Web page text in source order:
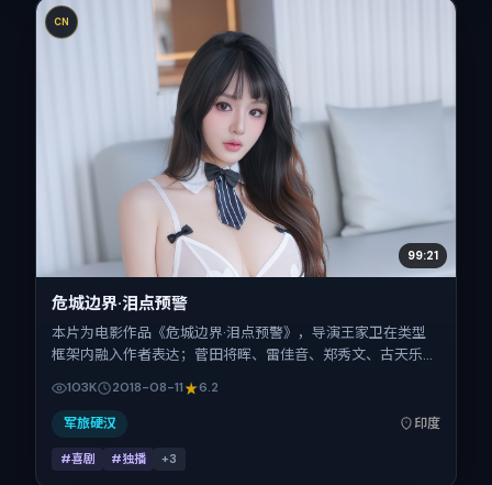
CN
99:21
危城边界·泪点预警
本片为电影作品《危城边界·泪点预警》，导演王家卫在类型
框架内融入作者表达；菅田将晖、雷佳音、郑秀文、古天乐、
摄地与出品背景为印度。上映时间 2018年8月11日（公映登记
日 2018-08-11），全片145分钟，节奏张弛有度。
103K 2018-08-11 6.2
军旅硬汉 印度
#喜剧 #独播 +3